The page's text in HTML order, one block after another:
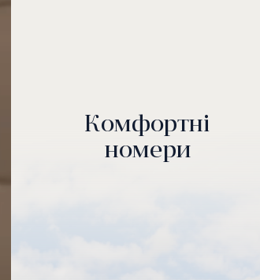
Комфортні
номери